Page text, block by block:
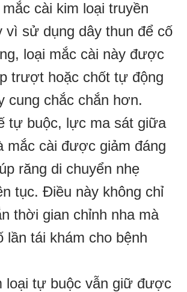
cài kim loại truyền
vì sử dụng dây thun để cố
loại mắc cài này được
trượt hoặc chốt tự động
cung chắc chắn hơn.
tự buộc, lực ma sát giữa
mắc cài được giảm đáng
răng di chuyển nhẹ
tục. Điều này không chỉ
thời gian chỉnh nha mà
lần tái khám cho bệnh
loại tự buộc vẫn giữ được